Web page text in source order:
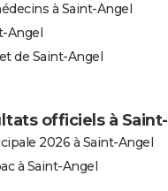
à Saint-Angel
Angel
de Saint-Angel
officiels à
2026 à Saint-Angel
à Saint-Angel